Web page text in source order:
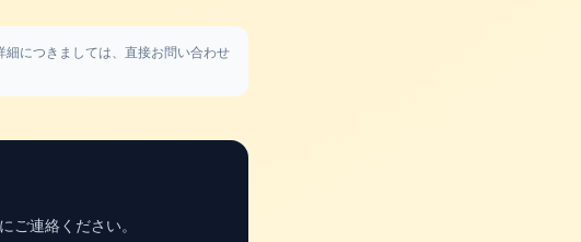
につきましては、直接お問い合わせ
ご連絡ください。